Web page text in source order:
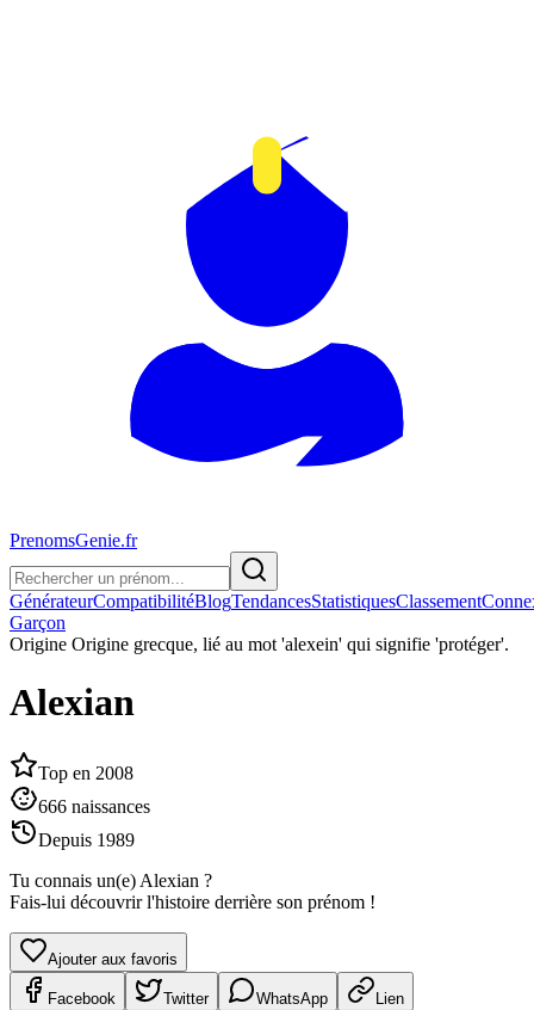
PrenomsGenie.fr
GénérateurCompatibilitéBlogTendancesStatistiquesClassement
Garçon
Origine Origine grecque, lié au mot 'alexein' qui signifie 'protéger'.
Alexian
Top en 2008
666 naissances
Depuis 1989
Tu connais un(e) Alexian ?
Fais-lui découvrir l'histoire derrière son prénom !
Ajouter aux favoris
Facebook Twitter WhatsApp Lien